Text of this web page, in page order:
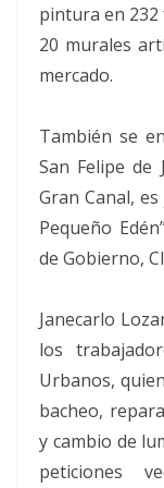
pintura en 232
20 murales
mercado.
También se
San Felipe de
Gran Canal,
Pequeño
de Gobierno,
Janecarlo
los
Urbanos,
bacheo,
y cambio de
peticiones